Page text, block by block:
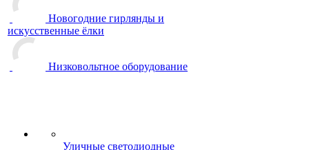
Новогодние гирлянды и
искусственные ёлки
Низковольтное оборудование
Уличные светодиодные